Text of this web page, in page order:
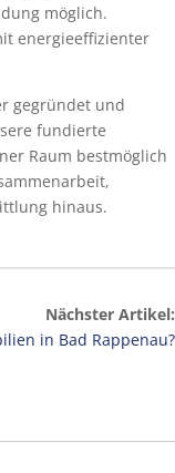
möglich.
energieeffizienter
gegründet und
fundierte
Raum bestmöglich
hinaus.
Nächster Artikel:
in Bad Rappenau?